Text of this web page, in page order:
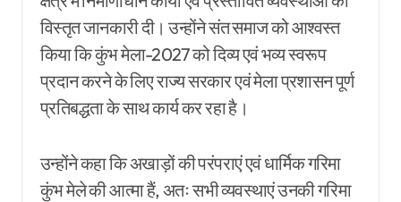
विस्तृत जानकारी दी। उन्होंने संत समाज को आश्वस्त
किया कि कुंभ मेला-2027 को दिव्य एवं भव्य स्वरूप
प्रदान करने के लिए राज्य सरकार एवं मेला प्रशासन पूर्ण
प्रतिबद्धता के साथ कार्य कर रहा है।
उन्होंने कहा कि अखाड़ों की परंपराएं एवं धार्मिक गरिमा
कुंभ मेले की आत्मा हैं, अतः सभी व्यवस्थाएं उनकी गरिमा